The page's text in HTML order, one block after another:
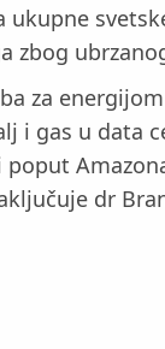
ukupne
zbog
za
i gas u data
dr